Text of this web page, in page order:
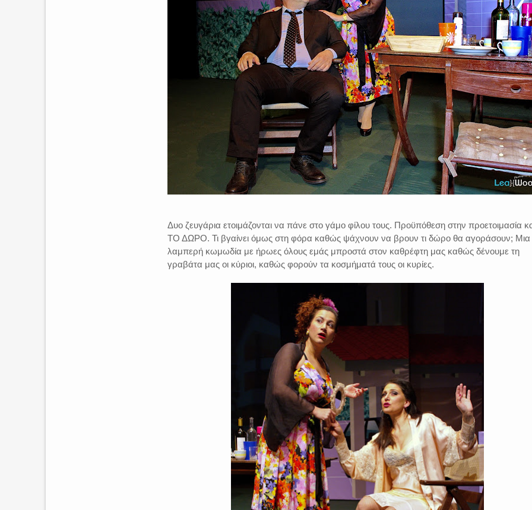
Δυο ζευγάρια ετοιμάζονται να πάνε στο γάμο φίλου τους. Προϋπόθεση στην προετοιμασία
ΤΟ ΔΩΡΟ. Τι βγαίνει όμως στη φόρα καθώς ψάχνουν να βρουν τι δώρο θα αγοράσουν; Μια
λαμπερή κωμωδία με ήρωες όλους εμάς μπροστά στον καθρέφτη μας καθώς δένουμε τη
γραβάτα μας οι κύριοι, καθώς φορούν τα κοσμήματά τους οι κυρίες.